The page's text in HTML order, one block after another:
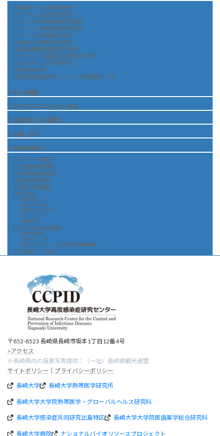
◎新興ウイルス研究分野
◎ウイルス生態研究分野
◎ウイルス感染動態研究分野
◎ウイルス免疫動態研究分野
◎ウイルス制御研究分野
◎感染分子病態研究分野
◎感染症糖鎖機能研究分野
◎ウイルス-宿主相互作用研究分野
◎バイオリスク管理研究
◎研究者の声
◎高度感染症研究センターの発表論文一覧
◇BSL-4施設
◇ブラジルプロジェクト拠点
◇共同利用・共同研究
◇公募・求人
◇地域の皆様へ
◎イベント情報
◎三者連絡協議会
◎地域連絡協議会
◎住民説明会等
◎市民公開講座
◎刊行物
・感染症ニュース
・BSL-4 Report
・感染症とたたかう
・パンフレット
・新聞広告
◎その他の地域活動
・講師派遣等
・地域イベント
・新型コロナウイルス感染症対策動画集
◎ご質問・ご意見
〒852-8523 長崎県長崎市坂本1丁目12番4号
>アクセス
※長崎県内の風景写真提供：（一社）長崎県観光連盟
サイトポリシー
プライバシーポリシー
長崎大学
長崎大学熱帯医学研究所
長崎大学大学院熱帯医学・グローバルヘルス研究科
長崎大学感染症共同研究出島特区 長崎大学大学院医歯薬学総合研究科
長崎大学病院 ナショナルバイオリソースプロジェクト